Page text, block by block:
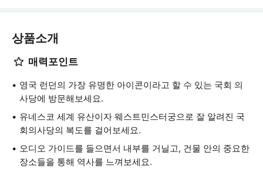
상품소개
매력포인트
영국 런던의 가장 유명한 아이콘이라고 할 수 있는 국회 의
사당에 방문해보세요.
유네스코 세계 유산이자 웨스트민스터궁으로 잘 알려진 국
회의사당의 복도를 걸어보세요.
오디오 가이드를 들으면서 내부를 거닐고, 건물 안의 중요한
장소들을 통해 역사를 느껴보세요.